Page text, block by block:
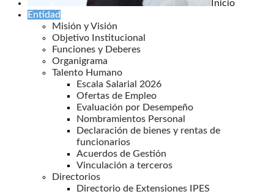
Inicio
Entidad
Misión y Visión
Objetivo Institucional
Funciones y Deberes
Organigrama
Talento Humano
Escala Salarial 2026
Ofertas de Empleo
Evaluación por Desempeño
Nombramientos Personal
Declaración de bienes y rentas de
funcionarios
Acuerdos de Gestión
Vinculación a terceros
Directorios
Directorio de Extensiones IPES